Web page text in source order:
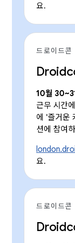
요.
드로이드콘
10월
근무 시간
에 '즐거운
션에 참여
요.
드로이드콘